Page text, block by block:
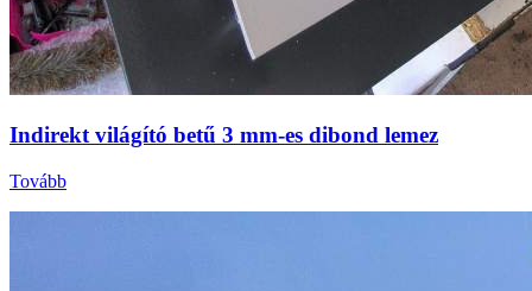
Indirekt világító betű 3 mm-es dibond lemez
Tovább